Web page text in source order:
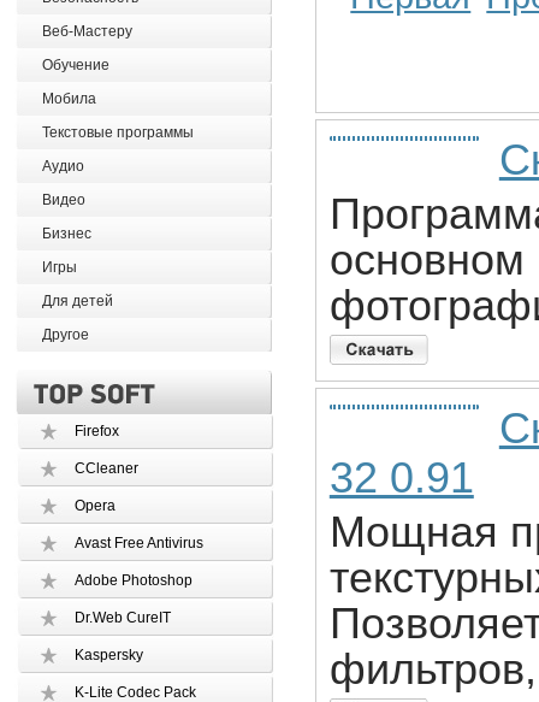
Веб-Мастеру
Обучение
Мобила
Текстовые программы
Аудио
Видео
Бизнес
Игры
Для детей
Другое
Firefox
CCleaner
Opera
Avast Free Antivirus
Adobe Photoshop
Dr.Web CureIT
Kaspersky
K-Lite Codec Pack
основном
32 0.91
Мощная